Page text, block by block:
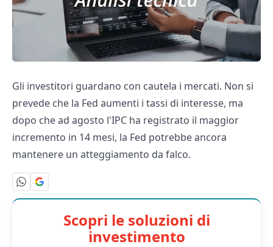
Gli investitori guardano con cautela i mercati. Non si
prevede che la Fed aumenti i tassi di interesse, ma
dopo che ad agosto l'IPC ha registrato il maggior
incremento in 14 mesi, la Fed potrebbe ancora
mantenere un atteggiamento da falco.
Scopri le soluzioni di
investimento